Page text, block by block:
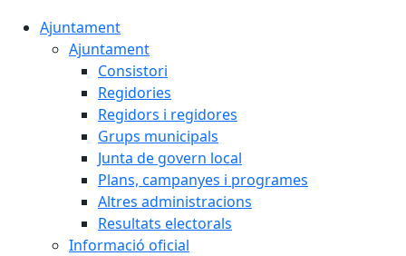
Ajuntament
Ajuntament
Consistori
Regidories
Regidors i regidores
Grups municipals
Junta de govern local
Plans, campanyes i programes
Altres administracions
Resultats electorals
Informació oficial